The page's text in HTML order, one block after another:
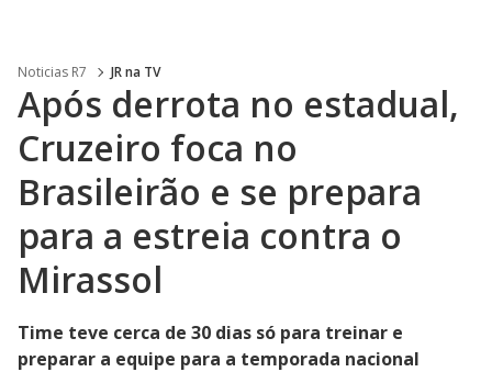
Noticias R7 JR na TV
Após derrota no estadual,
Cruzeiro foca no
Brasileirão e se prepara
para a estreia contra o
Mirassol
Time teve cerca de 30 dias só para treinar e
preparar a equipe para a temporada nacional